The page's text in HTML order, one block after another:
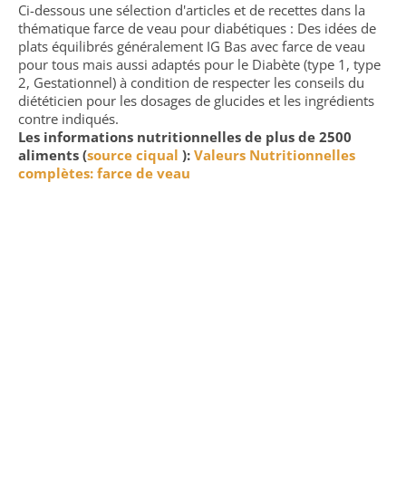
Ci-dessous une sélection d'articles et de recettes dans la
thématique farce de veau pour diabétiques : Des idées de
plats équilibrés généralement IG Bas avec farce de veau
pour tous mais aussi adaptés pour le Diabète (type 1, type
2, Gestationnel) à condition de respecter les conseils du
diététicien pour les dosages de glucides et les ingrédients
contre indiqués.
Les informations nutritionnelles de plus de 2500
aliments (source ciqual ): Valeurs Nutritionnelles
complètes: farce de veau